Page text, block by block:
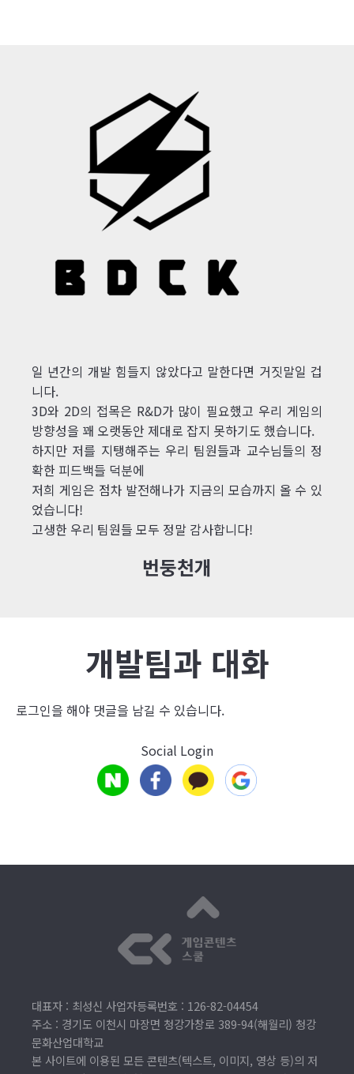
일 년간의 개발 힘들지 않았다고 말한다면 거짓말일 겁
니다.
3D와 2D의 접목은 R&D가 많이 필요했고 우리 게임의
방향성을 꽤 오랫동안 제대로 잡지 못하기도 했습니다.
하지만 저를 지탱해주는 우리 팀원들과 교수님들의 정
확한 피드백들 덕분에
저희 게임은 점차 발전해나가 지금의 모습까지 올 수 있
었습니다!
고생한 우리 팀원들 모두 정말 감사합니다!
번둥천개
개발팀과 대화
로그인을 해야 댓글을 남길 수 있습니다.
Social Login
대표자 : 최성신 사업자등록번호 : 126-82-04454
주소 : 경기도 이천시 마장면 청강가창로 389-94(해월리) 청강
문화산업대학교
본 사이트에 이용된 모든 콘텐츠(텍스트, 이미지, 영상 등)의 저